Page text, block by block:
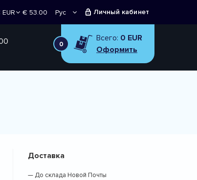
€ 53.00
Рус Личный кабинет
0
Всего: 0 EUR
Оформить
Доставка
— До склада Новой Почты